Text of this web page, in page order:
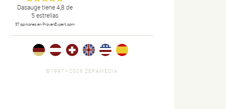
Dasauge
Portal de
diseño:
disñadores,
artistas
gráficos,
portfolios,
Anonym
Dasaugetiene4,8 de
5 estrellas
37 opiniones en ProvenExpert.com
©1997—2026 ZERAMEDIA